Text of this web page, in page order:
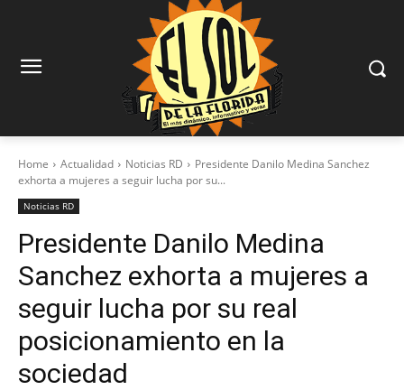
Home Actualidad Noticias RD
Presidente Danilo Medina Sanchez
exhorta a mujeres a seguir lucha por su...
Noticias RD
Presidente Danilo Medina
Sanchez exhorta a mujeres a
seguir lucha por su real
posicionamiento en la
sociedad